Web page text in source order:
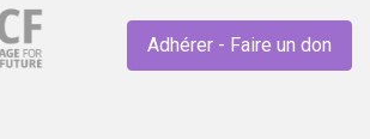
Adhérer - Faire un don